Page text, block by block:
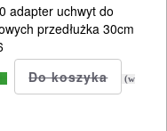
adapter uchwyt do
przedłużka 30cm
(w